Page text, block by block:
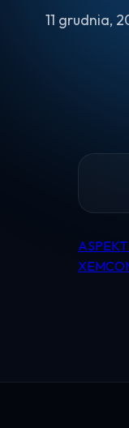
11 grudnia,